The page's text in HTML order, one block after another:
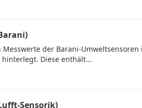
der Barani-Umweltsensoren
Diese enthält...
Sensorik)